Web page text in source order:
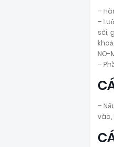
–
–
sôi,
NO-
–
–
vào,